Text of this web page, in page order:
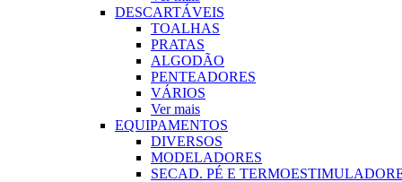
DESCARTÁVEIS
TOALHAS
PRATAS
ALGODÃO
PENTEADORES
VÁRIOS
Ver mais
EQUIPAMENTOS
DIVERSOS
MODELADORES
SECAD. PÉ E